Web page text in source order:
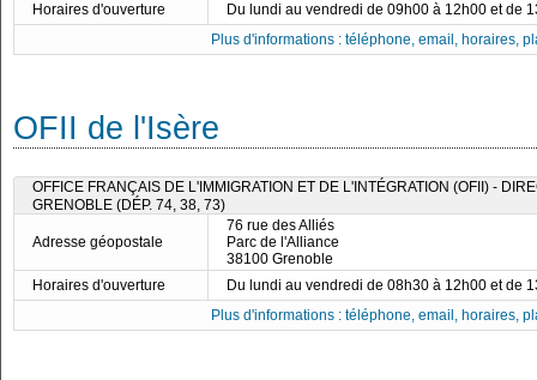
Horaires d'ouverture
Du lundi au vendredi de 09h00 à 12h00 et de
Plus d'informations : téléphone, email, horaires,
OFII de l'Isère
OFFICE FRANÇAIS DE L'IMMIGRATION ET DE L'INTÉGRATION (OFII) -
GRENOBLE (DÉP. 74, 38, 73)
Adresse géopostale
76 rue des Alliés
Parc de l'Alliance
38100 Grenoble
Horaires d'ouverture
Du lundi au vendredi de 08h30 à 12h00 et de
Plus d'informations : téléphone, email, horaires,